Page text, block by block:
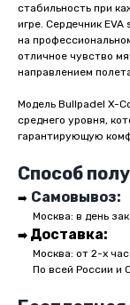
стабильность при
игре. Сердечник
на
отличное чувство
направлением
Модель Bullpadel X-
среднего уровня,
гарантирующую
Способ
➡️ Самовывоз:
Москва: в день
➡️ Доставка:
Москва: от 2-х
По всей России и
подбор
выбрать